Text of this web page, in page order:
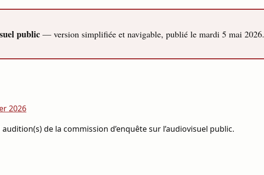
public — version simplifiée et navigable, publié le mardi 5 mai 2026.
2026
de la commission d’enquête sur l’audiovisuel public.